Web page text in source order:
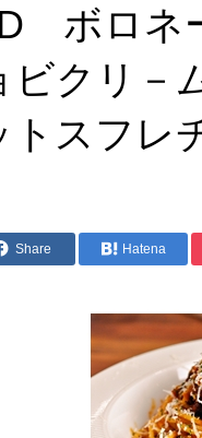
ボロネ
ビクリ－
トスフレ
Share Hatena